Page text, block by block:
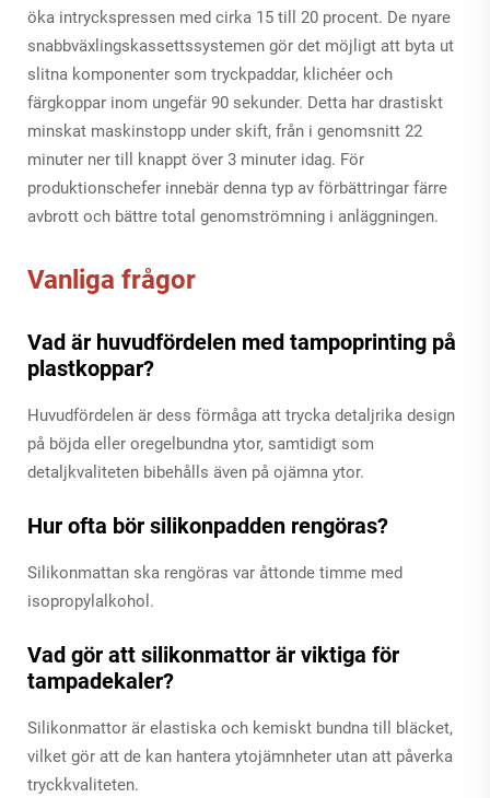
öka intryckspressen med cirka 15 till 20 procent. De nyare
snabbväxlingskassettssystemen gör det möjligt att byta ut
slitna komponenter som tryckpaddar, klichéer och
färgkoppar inom ungefär 90 sekunder. Detta har drastiskt
minskat maskinstopp under skift, från i genomsnitt 22
minuter ner till knappt över 3 minuter idag. För
produktionschefer innebär denna typ av förbättringar färre
avbrott och bättre total genomströmning i anläggningen.
Vanliga frågor
Vad är huvudfördelen med tampoprinting på
plastkoppar?
Huvudfördelen är dess förmåga att trycka detaljrika design
på böjda eller oregelbundna ytor, samtidigt som
detaljkvaliteten bibehålls även på ojämna ytor.
Hur ofta bör silikonpadden rengöras?
Silikonmattan ska rengöras var åttonde timme med
isopropylalkohol.
Vad gör att silikonmattor är viktiga för
tampadekaler?
Silikonmattor är elastiska och kemiskt bundna till bläcket,
vilket gör att de kan hantera ytojämnheter utan att påverka
tryckkvaliteten.